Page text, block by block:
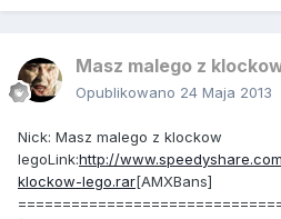
Masz malego z
Opublikowano 24 Maja 2013
Nick: Masz malego z klockow
legoLink:http://
klockow-lego.rar[AMXBans]